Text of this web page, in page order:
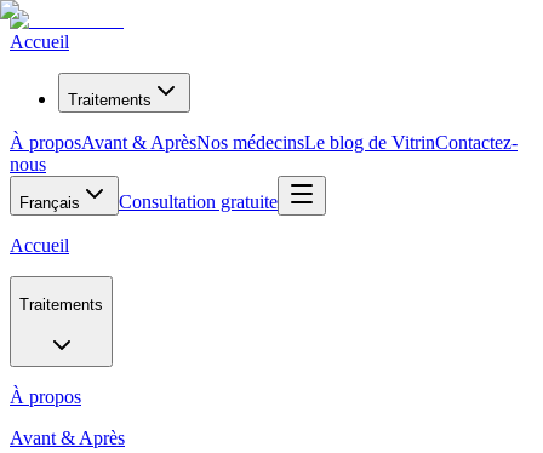
Accueil
Traitements
À proposAvant & AprèsNos médecinsLe blog de VitrinContactez-
nous
Français Consultation gratuite
Accueil
Traitements
À propos
Avant & Après